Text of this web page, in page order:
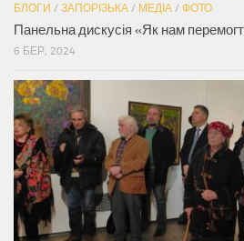
БЛОГИ / ЗАПОРІЗЬКА / МЕДІА / ФОТО
Панельна дискусія «Як нам
6 БЕР, 2024